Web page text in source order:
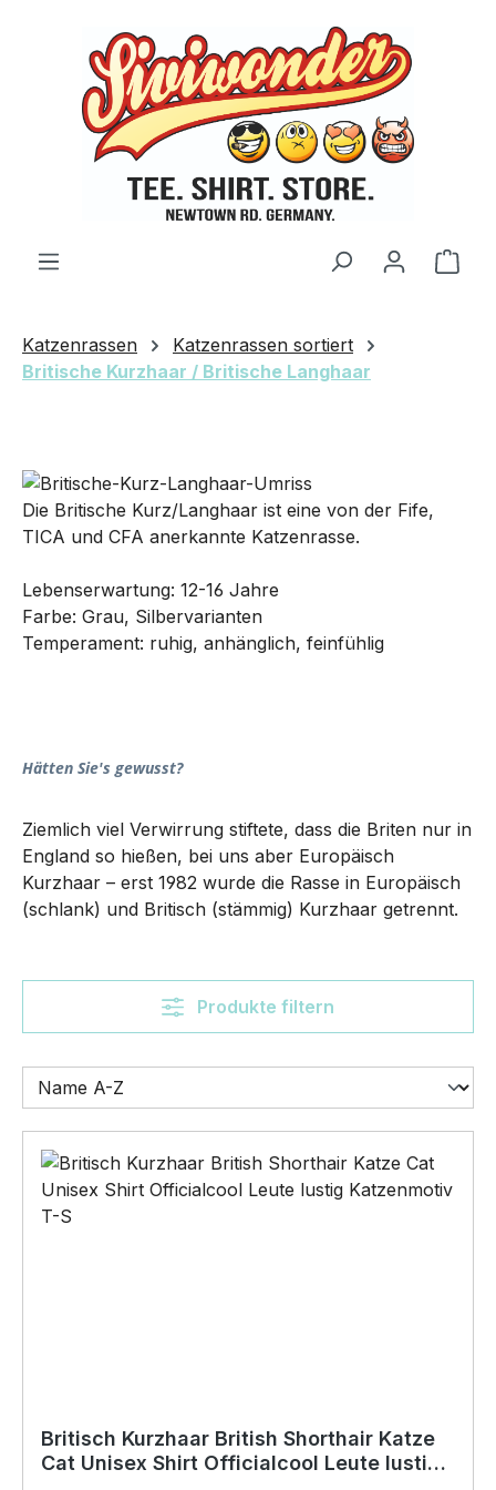
Katzenrassen
Katzenrassen sortiert
Britische Kurzhaar / Britische Langhaar
Die Britische Kurz/Langhaar ist eine von der Fife,
TICA und CFA anerkannte Katzenrasse.
Lebenserwartung: 12-16 Jahre
Farbe: Grau, Silbervarianten
Temperament: ruhig, anhänglich, feinfühlig
Hätten Sie's gewusst?
Ziemlich viel Verwirrung stiftete, dass die Briten nur in
England so hießen, bei uns aber Europäisch
Kurzhaar – erst 1982 wurde die Rasse in Europäisch
(schlank) und Britisch (stämmig) Kurzhaar getrennt.
Produkte filtern
Britisch Kurzhaar British Shorthair Katze
Cat Unisex Shirt Officialcool Leute lustig